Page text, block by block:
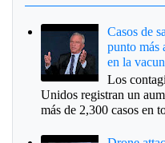
Casos de
punto más
en la
Los
Unidos registran un
más de 2,300 casos en